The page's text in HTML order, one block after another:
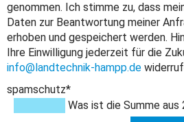
genommen. Ich stimme zu, dass
Daten zur Beantwortung meiner
erhoben und gespeichert werden.
Ihre Einwilligung jederzeit für die
info@landtechnik-hampp.de
Pflichtfeld
spamschutz*
Was ist die Summe aus